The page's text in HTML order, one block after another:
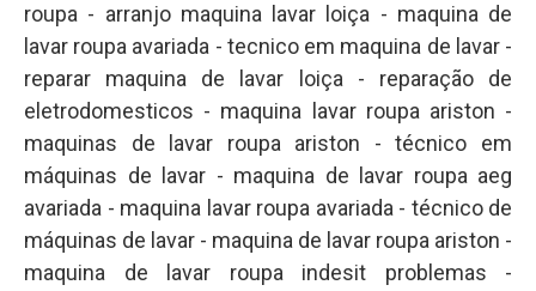
roupa - arranjo maquina lavar loiça - maquina de
lavar roupa avariada - tecnico em maquina de lavar -
reparar maquina de lavar loiça - reparação de
eletrodomesticos - maquina lavar roupa ariston -
maquinas de lavar roupa ariston - técnico em
máquinas de lavar - maquina de lavar roupa aeg
avariada - maquina lavar roupa avariada - técnico de
máquinas de lavar - maquina de lavar roupa ariston -
maquina de lavar roupa indesit problemas -